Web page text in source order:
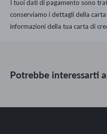
I tuoi dati di pagamento sono
conserviamo i dettagli della
informazioni della tua carta di
Potrebbe interessarti